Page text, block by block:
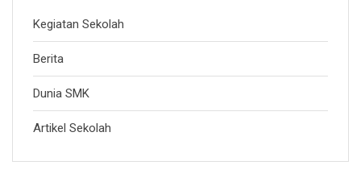
Kegiatan Sekolah
Berita
Dunia SMK
Artikel Sekolah